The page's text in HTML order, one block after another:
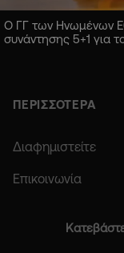
Ο ΓΓ των Ηνωμένων
συνάντησης 5+1 για
ΠΕΡΙΣΣΟΤΕΡΑ
Διαφημιστείτε
Επικοινωνία